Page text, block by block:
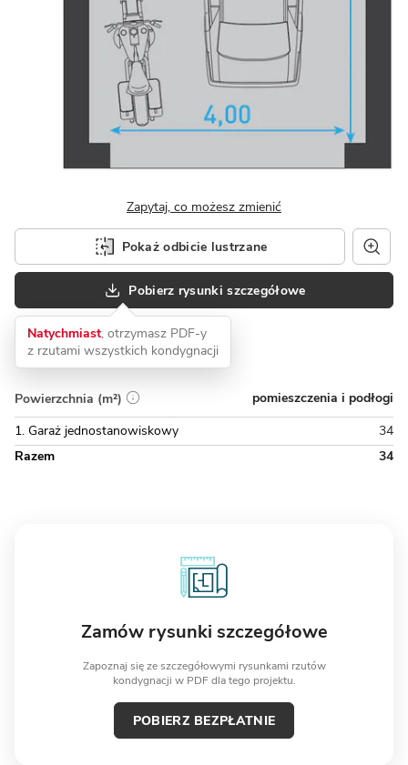
Zapytaj, co możesz zmienić
Pokaż odbicie lustrzane
Pobierz rysunki szczegółowe
Natychmiast, otrzymasz PDF-y
z rzutami wszystkich kondygnacji
Powierzchnia (m²)
pomieszczenia i podłogi
1. Garaż jednostanowiskowy
34
Razem
34
Zamów rysunki szczegółowe
Zapoznaj się ze szczegółowymi rysunkami rzutów
kondygnacji w PDF dla tego projektu.
POBIERZ BEZPŁATNIE